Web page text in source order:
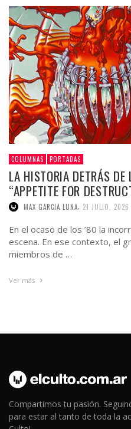
COLUMNAS PORTADAS
LA HISTORIA DETRÁS DE
“APPETITE FOR
MAX GARCIA LUNA,
En el ocaso de los ’80 la
escena. En ese contexto, el
miembros de …
Ver más
para estar al tanto de toda la
Culto!.